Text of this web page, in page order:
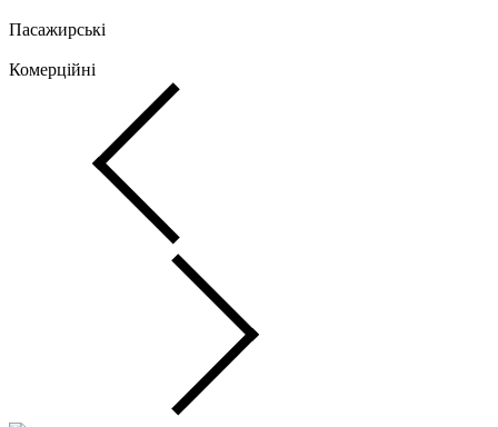
Пасажирські
Комерційні